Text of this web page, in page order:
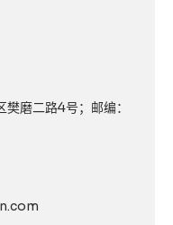
磨二路4号；邮编：